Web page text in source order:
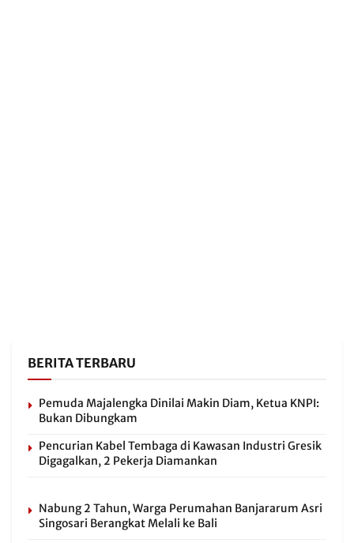
BERITA TERBARU
Pemuda Majalengka Dinilai Makin Diam, Ketua KNPI:
Bukan Dibungkam
Pencurian Kabel Tembaga di Kawasan Industri Gresik
Digagalkan, 2 Pekerja Diamankan
Nabung 2 Tahun, Warga Perumahan Banjararum Asri
Singosari Berangkat Melali ke Bali